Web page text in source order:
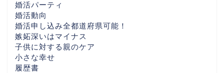
婚活パーティ
婚活動向
婚活申し込み全都道府県可能！
嫉妬深いはマイナス
子供に対する親のケア
小さな幸せ
履歴書